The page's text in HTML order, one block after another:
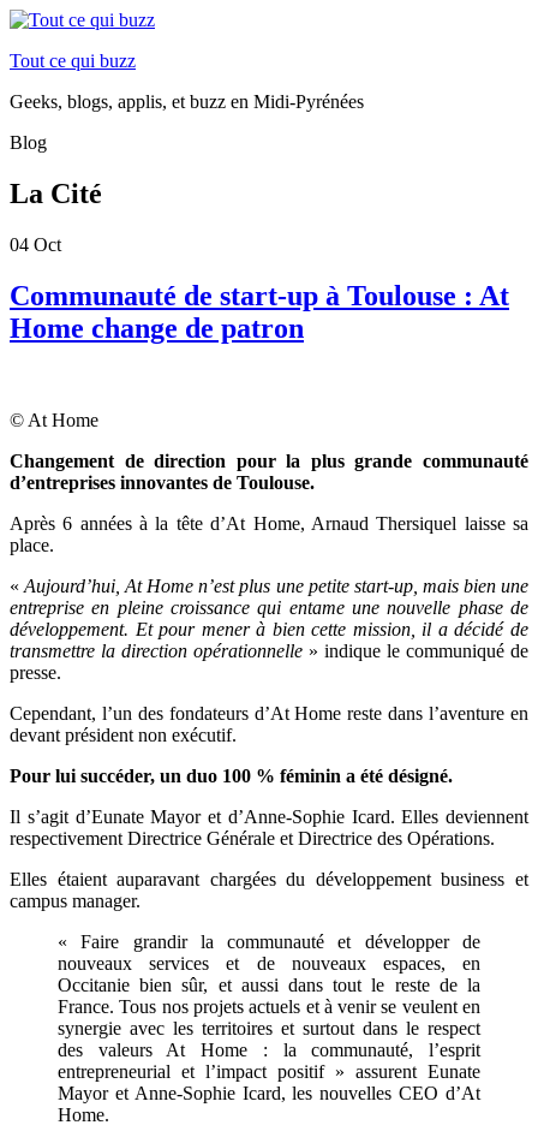
Tout ce qui buzz
Geeks, blogs, applis, et buzz en Midi-Pyrénées
Blog
La Cité
04 Oct
Communauté de start-up à Toulouse : At
Home change de patron
© At Home
Changement de direction pour la plus grande communauté
d’entreprises innovantes de Toulouse.
Après 6 années à la tête d’At Home, Arnaud Thersiquel laisse sa
place.
«Aujourd’hui, At Home n’est plus une petite start-up, mais bien une
entreprise en pleine croissance qui entame une nouvelle phase de
développement. Et pour mener à bien cette mission, il a décidé de
transmettre la direction opérationnelle » indique le communiqué de
presse.
Cependant, l’un des fondateurs d’At Home reste dans l’aventure en
devant président non exécutif.
Pour lui succéder, un duo 100 % féminin a été désigné.
Il s’agit d’Eunate Mayor et d’Anne-Sophie Icard. Elles deviennent
respectivement Directrice Générale et Directrice des Opérations.
Elles étaient auparavant chargées du développement business et
campus manager.
« Faire grandir la communauté et développer de
nouveaux services et de nouveaux espaces, en
Occitanie bien sûr, et aussi dans tout le reste de la
France. Tous nos projets actuels et à venir se veulent en
synergie avec les territoires et surtout dans le respect
des valeurs At Home : la communauté, l’esprit
entrepreneurial et l’impact positif » assurent Eunate
Mayor et Anne-Sophie Icard, les nouvelles CEO d’At
Home.